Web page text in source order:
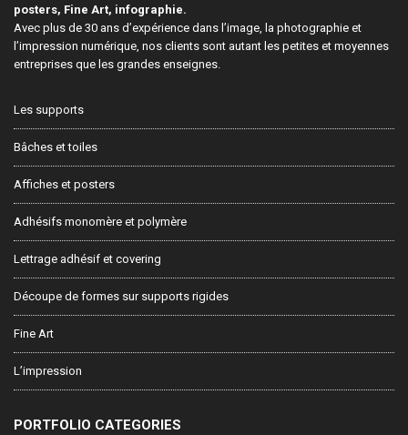
posters, Fine Art, infographie.
Avec plus de 30 ans d’expérience dans l’image, la photographie et
l’impression numérique, nos clients sont autant les petites et moyennes
entreprises que les grandes enseignes.
Les supports
Bâches et toiles
Affiches et posters
Adhésifs monomère et polymère
Lettrage adhésif et covering
Découpe de formes sur supports rigides
Fine Art
L’impression
PORTFOLIO CATEGORIES